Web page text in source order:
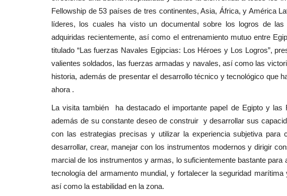
Fellowship de 53 países de tres continentes, Asia, África, y América
líderes, los cuales ha visto un documental sobre los logros de
adquiridas recientemente, así como el entrenamiento mutuo entre
titulado “Las fuerzas Navales Egipcias: Los Héroes y Los Logros”,
valientes soldados, las fuerzas armadas y navales, así como las
historia, además de presentar el desarrollo técnico y tecnológico que
ahora .
La visita también ha destacado el importante papel de Egipto y las
además de su constante deseo de construir y desarrollar sus
con las estrategias precisas y utilizar la experiencia subjetiva para
desarrollar, crear, manejar con los instrumentos modernos y dirigir
marcial de los instrumentos y armas, lo suficientemente bastante
tecnología del armamento mundial, y fortalecer la seguridad
así como la estabilidad en la zona.